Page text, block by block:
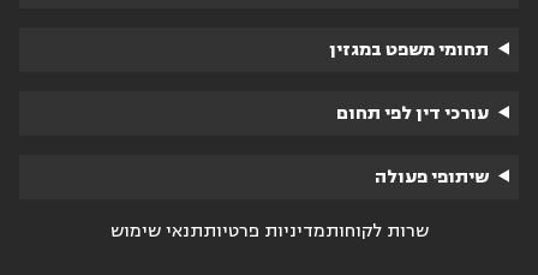
תחומי משפט במגזין
עורכי דין לפי תחום
שיתופי פעולה
שרות לקוחותמדיניות פרטיותתנאי שימוש